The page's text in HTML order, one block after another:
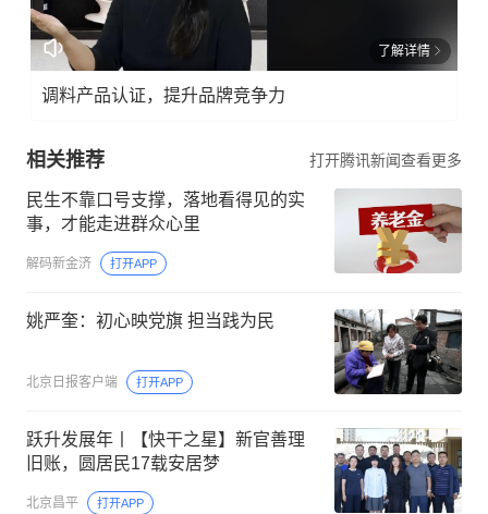
了解详情
调料产品认证，提升品牌竞争力
相关推荐 打开腾讯新闻查看更多
民生不靠口号支撑，落地看得见的实
事，才能走进群众心里
解码新金济 打开APP
姚严奎：初心映党旗 担当践为民
北京日报客户端 打开APP
跃升发展年丨【快干之星】新官善理
旧账，圆居民17载安居梦
北京昌平 打开APP